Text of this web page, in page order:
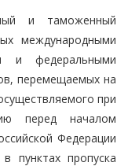
и таможенный
международными
и федеральными
перемещаемых на
при
перед началом
Федерации
пунктах пропуска